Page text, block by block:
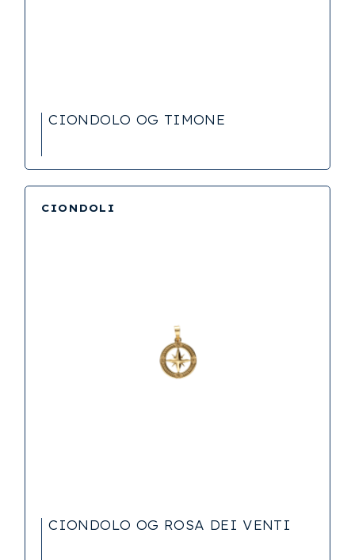
CIONDOLO OG TIMONE
CIONDOLI
CIONDOLO OG ROSA DEI VENTI